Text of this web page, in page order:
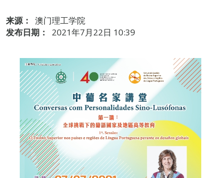
来源：
澳门理工学院
发布日期：
2021年7月22日 10:39